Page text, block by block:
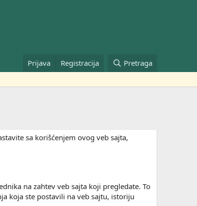
Prijava Registracija Pretraga
sa korišćenjem ovog veb sajta,
na zahtev veb sajta koji pregledate. To
koja ste postavili na veb sajtu, istoriju